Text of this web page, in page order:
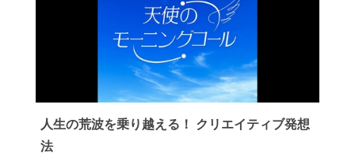
人生の荒波を乗り越える！ クリエイティブ発想
法